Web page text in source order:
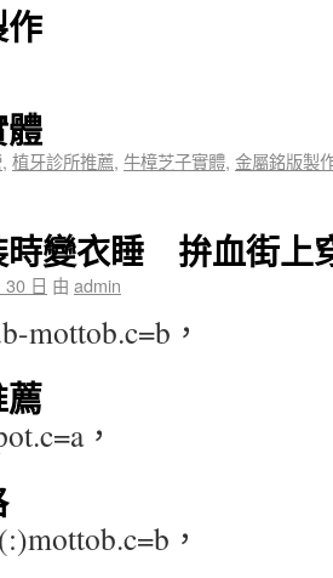
, 植牙診所推薦, 牛樟芝子實體, 金屬銘版製
時變衣睡 拚血街上
日 由 admin
mottob.c=b，
，
，